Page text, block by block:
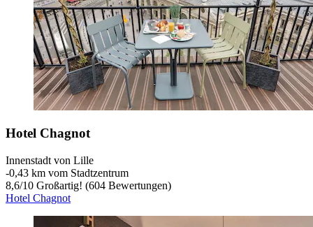
Hotel Chagnot
Innenstadt von Lille
‐0,43 km vom Stadtzentrum
8,6/10 Großartig! (604 Bewertungen)
Hotel Chagnot